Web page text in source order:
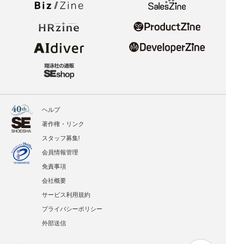
ヘルプ
著作権・リンク
スタッフ募集!
会員情報管理
免責事項
会社概要
サービス利用規約
プライバシーポリシー
外部送信